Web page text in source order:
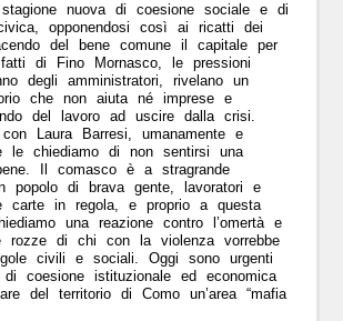
nuova di coesione sociale e di
opponendosi così ai ricatti dei
del bene comune il capitale per
di Fino Mornasco, le pressioni
degli amministratori, rivelano un
che non aiuta né imprese e
del lavoro ad uscire dalla crisi.
Laura Barresi, umanamente e
le chiediamo di non sentirsi una
Il comasco è a stragrande
popolo di brava gente, lavoratori e
carte in regola, e proprio a questa
una reazione contro l’omertà e
rozze di chi con la violenza vorrebbe
civili e sociali. Oggi sono urgenti
coesione istituzionale ed economica
del territorio di Como un’area “mafia